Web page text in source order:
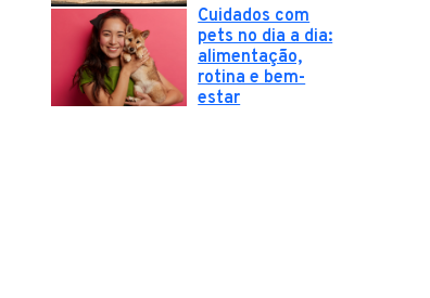
Cuidados com
pets no dia a dia:
alimentação,
rotina e bem-
estar